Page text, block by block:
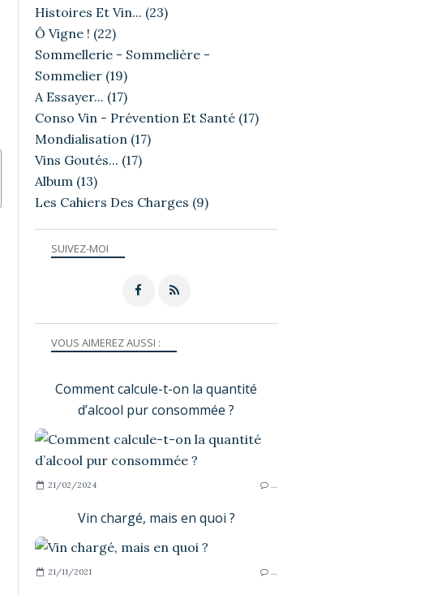
SUIVEZ-MOI
VOUS AIMEREZ AUSSI :
Comment calcule-t-on la quantité
d’alcool pur consommée ?
21/02/2024 …
Vin chargé, mais en quoi ?
21/11/2021 …
Histoires Et Vin... (23)
Ô Vigne ! (22)
Sommellerie - Sommelière -
Sommelier (19)
A Essayer... (17)
Conso Vin - Prévention Et Santé (17)
Mondialisation (17)
Vins Goutés... (17)
Album (13)
Les Cahiers Des Charges (9)